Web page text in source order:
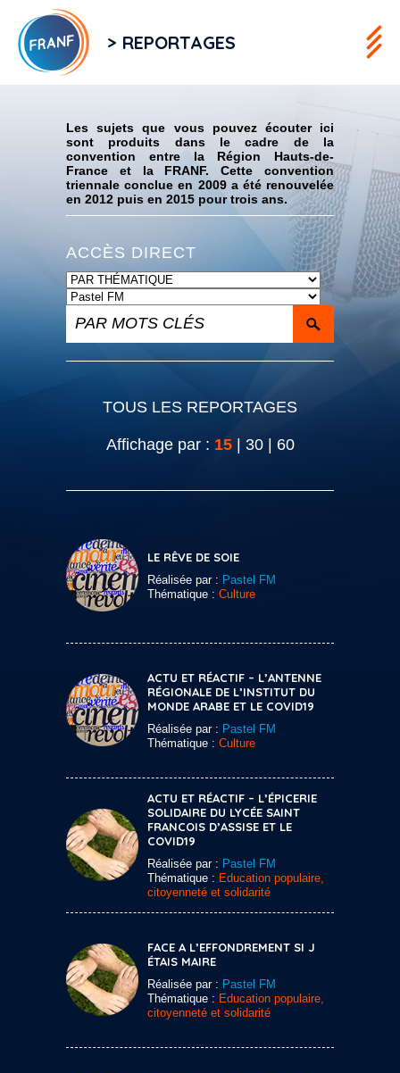
> REPORTAGES
Les sujets que vous pouvez écouter ici
sont produits dans le cadre de la
convention entre la Région Hauts-de-
France et la FRANF. Cette convention
triennale conclue en 2009 a été renouvelée
en 2012 puis en 2015 pour trois ans.
ACCÈS DIRECT
TOUS LES REPORTAGES
Affichage par : 15| 30| 60
LE RÊVE DE SOIE
Réalisée par : Pastel FM
Thématique : Culture
ACTU ET RÉACTIF – L’ANTENNE
RÉGIONALE DE L’INSTITUT DU
MONDE ARABE ET LE COVID19
Réalisée par : Pastel FM
Thématique : Culture
ACTU ET RÉACTIF – L’ÉPICERIE
SOLIDAIRE DU LYCÉE SAINT
FRANCOIS D’ASSISE ET LE
COVID19
Réalisée par : Pastel FM
Thématique : Education populaire,
citoyenneté et solidarité
FACE A L’EFFONDREMENT SI J
ÉTAIS MAIRE
Réalisée par : Pastel FM
Thématique : Education populaire,
citoyenneté et solidarité